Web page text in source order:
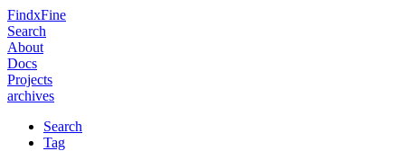
FindxFine
Search
About
Docs
Projects
archives
Search
Tag